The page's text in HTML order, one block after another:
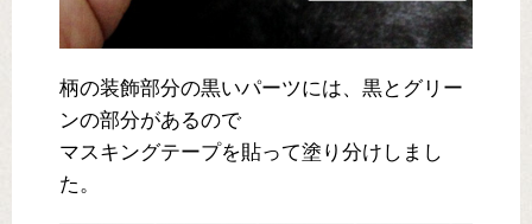
柄の装飾部分の黒いパーツには、黒とグリー
ンの部分があるので
マスキングテープを貼って塗り分けしまし
た。